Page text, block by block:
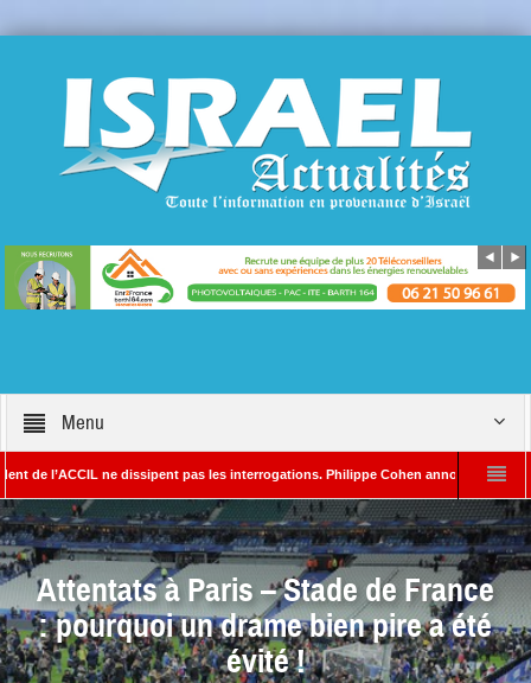
Menu
ne dissipent pas les interrogations. Philippe Cohen annonce se réserver le
– Rédacteur en chef d’Israël Actualités L’Iran menace de frapper Tel-
Attentats à Paris – Stade de France
: pourquoi un drame bien pire a été
évité !